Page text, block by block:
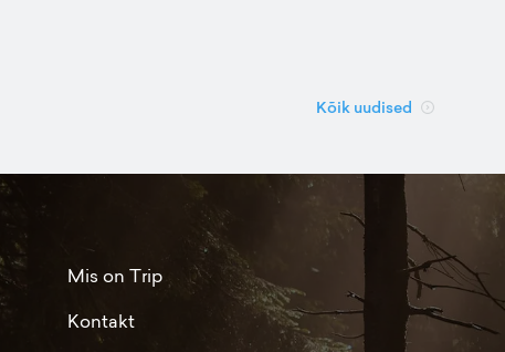
Kõik uudised
Mis on Trip
Kontakt